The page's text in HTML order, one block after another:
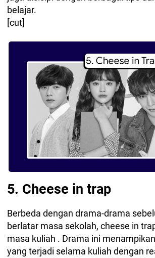
belajar.
[cut]
5. Cheese in trap
Berbeda dengan drama-drama
berlatar masa sekolah, cheese in
masa kuliah . Drama ini
yang terjadi selama kuliah dengan